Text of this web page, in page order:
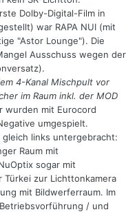
Dolby-Digital-Film in
war RAPA NUI (mit
"Astor Lounge"). Die
Ausschuss wegen der
4-Kanal Mischpult vor
im Raum inkl. der MOD
wurden mit Eurocord
umgespielt.
links untergebracht:
Raum mit
sogar mit
Türkei zur Lichttonkamera
mit Bildwerferraum. Im
/ und